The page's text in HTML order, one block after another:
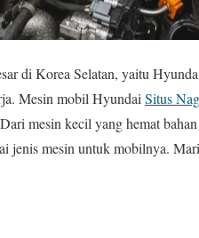
di Korea Selatan, yaitu
Mesin mobil Hyundai Situs
mesin kecil yang hemat
jenis mesin untuk mobilnya.